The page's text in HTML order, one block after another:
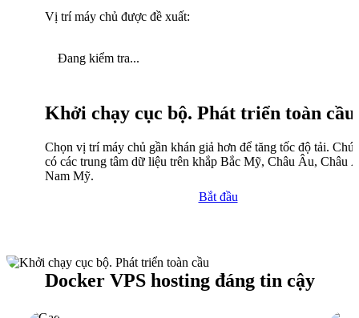
Vị trí máy chủ được đề xuất:
Đang kiểm tra...
Khởi chạy cục bộ. Phát triển toàn cầu
Chọn vị trí máy chủ gần khán giả hơn để tăng tốc độ tải.
có các trung tâm dữ liệu trên khắp Bắc Mỹ, Châu Âu, Châu
Nam Mỹ.
Bắt đầu
Docker VPS hosting đáng tin cậy